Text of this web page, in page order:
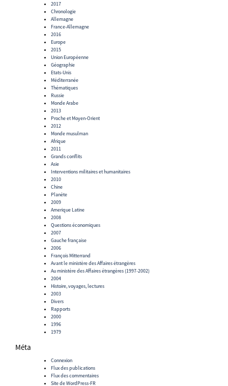
2017
Chronologie
Allemagne
France-Allemagne
2016
Europe
2015
Union Européenne
Géographie
Etats-Unis
Méditerranée
Thématiques
Russie
Monde Arabe
2013
Proche et Moyen-Orient
2012
Monde musulman
Afrique
2011
Grands conflits
Asie
Interventions militaires et humanitaires
2010
Chine
Planète
2009
Amerique Latine
2008
Questions économiques
2007
Gauche française
2006
François Mitterrand
Avant le ministère des Affaires étrangères
Au ministère des Affaires étrangères (1997-2002)
2004
Histoire, voyages, lectures
2003
Divers
Rapports
2000
1996
1979
Méta
Connexion
Flux des publications
Flux des commentaires
Site de WordPress-FR